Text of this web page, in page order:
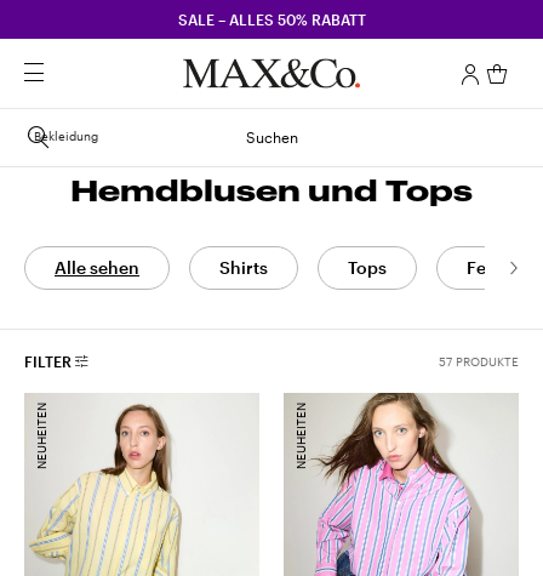
SALE – ALLES 50% RABATT
Suchen
Bekleidung
Hemdblusen und Tops
Alle sehen Shirts Tops Feste
FILTER 57 PRODUKTE
NEUHEITEN NEUHEITEN